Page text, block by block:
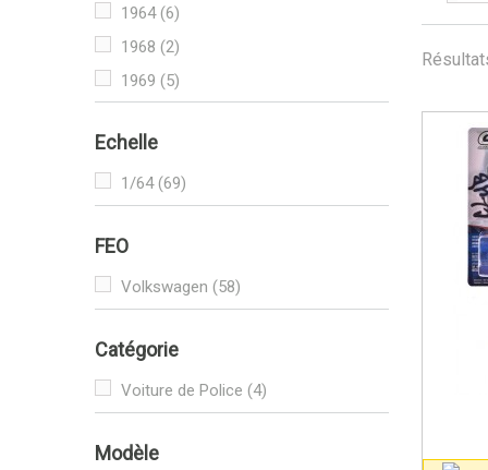
1964(6)
1968 (2)
1969 (5)
1972(2)
1973(3)
1975
1976(5)
1978(2)
1979(2)
1980(2)
1982(1)
Echelle
1/64(69)
FEO
Volkswagen (58)
Catégorie
Voiture de Police (4)
Modèle